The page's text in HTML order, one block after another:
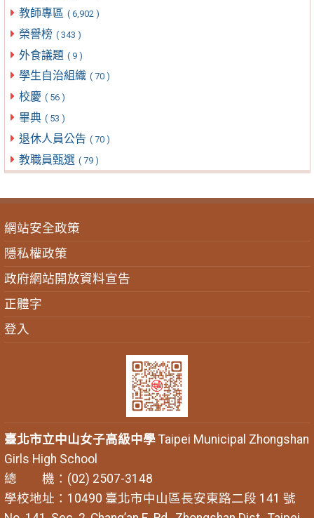
教師專區 ( 6,902 )
榮譽榜 ( 343 )
外食議題 ( 9 )
學生自治組織 ( 70 )
校慶 ( 56 )
畢典 ( 53 )
退休人員公告 ( 70 )
教職員甄選 ( 79 )
網站安全政策
隱私權政策
政府網站開放資料宣告
正體字
登入
臺北市立中山女子高級中學Taipei Municipal Zhongshan
Girls High School
總 機：(02) 2507-3148
學校地址：10490 臺北市中山區長安東路二段 141 號